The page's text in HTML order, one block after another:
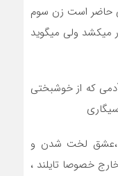
حاضر است زن سوم
میکشد ولی میگوید
که از خوشبختی
،عشق لخت شدن و
خصوصا تایلند ،